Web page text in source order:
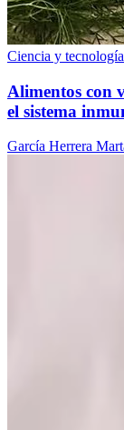
Ciencia y tecnología
Alimentos con
el sistema
García Herrera